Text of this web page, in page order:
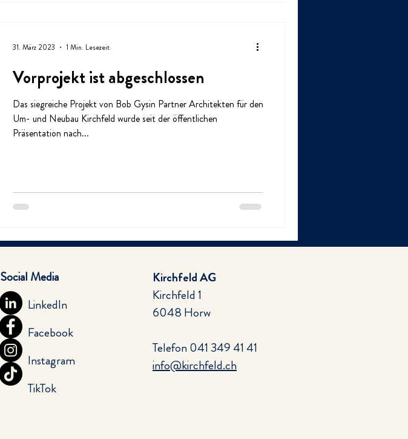
Vorprojekt ist abgeschlossen
Das siegreiche Projekt von Bob Gysin Partner Architekten für den
Um- und Neubau Kirchfeld wurde seit der öffentlichen
Präsentation nach...
31. März 2023 1 Min. Lesezeit
LinkedIn
Facebook
Instagram
TikTok
Social Media
Kirchfeld AG
Kirchfeld 1
6048 Horw
Telefon041 349 41 41
info@kirchfeld.ch